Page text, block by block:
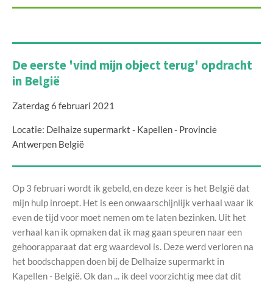
De eerste 'vind mijn object terug' opdracht
in België
Zaterdag 6 februari 2021
Locatie: Delhaize supermarkt - Kapellen - Provincie
Antwerpen België
Op 3 februari wordt ik gebeld, en deze keer is het België dat
mijn hulp inroept. Het is een onwaarschijnlijk verhaal waar ik
even de tijd voor moet nemen om te laten bezinken. Uit het
verhaal kan ik opmaken dat ik mag gaan speuren naar een
gehoorapparaat dat erg waardevol is. Deze werd verloren na
het boodschappen doen bij de Delhaize supermarkt in
Kapellen - België. Ok dan ... ik deel voorzichtig mee dat dit